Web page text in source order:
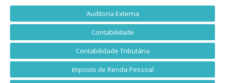
Auditoria Externa
Contabilidade
Contabilidade Tributária
Imposto de Renda Pessoal